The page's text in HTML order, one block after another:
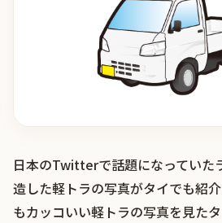
日本のTwitterで話題になっていた
造した軽トラの写真がタイでも紹
もカッコいい軽トラの写真を見た